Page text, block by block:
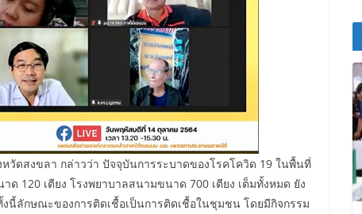
วัดสงขลา กล่าวว่า ปัจจุบันการระบาดของโรคโควิด 19 ในพื้นที่
120 เตียง โรงพยาบาลสนามขนาด 700 เตียง เต็มทั้งหมด ยัง
นี้ลักษณะของการติดเชื้อเป็นการติดเชื้อในชุมชน โดยมีกิจกรรม